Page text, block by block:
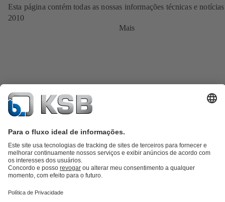
Esta página contém todas as nossas informações técnicas e
2010
Mais
Catálogo de produtosKSB SupremeServ: peças sobressalentesKSB
SupremeServ: assistência premium para bombas e válvulasCarrinho
de compras Ferramentas
Águas ResiduaisAbastecimento de Água